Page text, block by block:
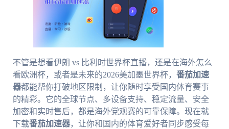
不管是想看伊朗 vs 比利时世界杯直播，还是在海外怎么
看欧洲杯，或者是未来的2026美加墨世界杯， 番茄加速
器都能帮你打破地区限制，让你随时享受国内体育赛事
的精彩。它的全球节点、多设备支持、稳定流量、安全
加密和实时售后，都是海外党观赛的可靠保障。现在就
下载番茄加速器，让你和国内的体育爱好者同步感受每